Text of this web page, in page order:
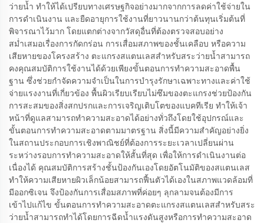
ว่ายน้ำ ทำให้ได้เปรียบทางเศรษฐกิจอย่างมากจากการลดค่าใช้จ่ายใน
การดำเนินงาน และยืดอายุการใช้งานที่ยาวนานกว่าต้นทุนเริ่มต้นที่
พิจารณาไว้มาก โดยแตกต่างจากวัสดุอื่นที่ต้องตรวจสอบอย่าง
สม่ำเสมอเรื่องการกัดกร่อน การเสื่อมสภาพของชั้นเคลือบ หรือความ
เสียหายของโครงสร้าง ตะแกรงสแตนเลสสำหรับสระว่ายน้ำสามารถ
คงคุณสมบัติการใช้งานได้ด้วยเพียงขั้นตอนการทำความสะอาดพื้น
ฐาน ซึ่งช่วยกำจัดความจำเป็นในการบำรุงรักษาเฉพาะทางและค่าใช้
จ่ายแรงงานที่เกี่ยวข้อง พื้นผิวเรียบเรียบไม่ซึมของตะแกรงช่วยป้องกัน
การสะสมของสิ่งสกปรกและการเจริญเติบโตของแบคทีเรีย ทำให้เจ้า
หน้าที่ดูแลสามารถทำความสะอาดได้อย่างทั่วถึงโดยใช้อุปกรณ์และ
ขั้นตอนการทำความสะอาดตามมาตรฐาน สิ่งนี้มีความสำคัญอย่างยิ่ง
ในสถานประกอบการเชิงพาณิชย์ที่ต้องการระยะเวลาเปลี่ยนผ่าน
ระหว่างรอบการทำความสะอาดให้สั้นที่สุด เพื่อให้การดำเนินงานต่อ
เนื่องได้ คุณสมบัติการสร้างชั้นป้องกันเองโดยอัตโนมัติของสแตนเลส
ทำให้ความเสียหายผิวเล็กน้อยสามารถฟื้นตัวได้เองในสภาพแวดล้อมที่
มีออกซิเจน จึงป้องกันการเสื่อมสภาพที่ค่อยๆ ลุกลามจนต้องมีการ
เข้าไปแก้ไข ขั้นตอนการทำความสะอาดตะแกรงสแตนเลสสำหรับสระ
ว่ายน้ำสามารถทำได้โดยการฉีดน้ำแรงดันสูงหรือการทำความสะอาด